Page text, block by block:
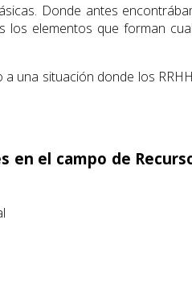
Donde antes
elementos que forman
a una situación donde los
en el campo de